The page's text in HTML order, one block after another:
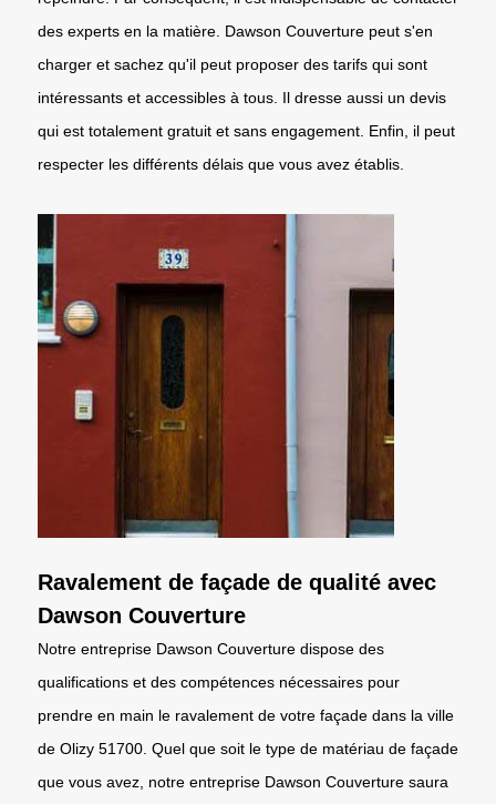
des experts en la matière. Dawson Couverture peut s'en
charger et sachez qu'il peut proposer des tarifs qui sont
intéressants et accessibles à tous. Il dresse aussi un devis
qui est totalement gratuit et sans engagement. Enfin, il peut
respecter les différents délais que vous avez établis.
Ravalement de façade de qualité avec
Dawson Couverture
Notre entreprise Dawson Couverture dispose des
qualifications et des compétences nécessaires pour
prendre en main le ravalement de votre façade dans la ville
de Olizy 51700. Quel que soit le type de matériau de façade
que vous avez, notre entreprise Dawson Couverture saura